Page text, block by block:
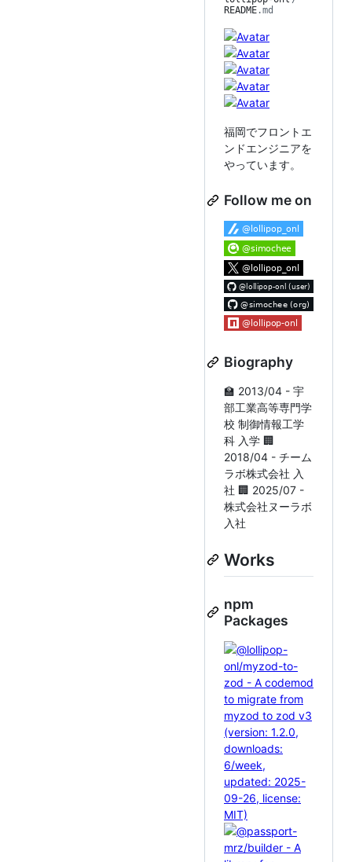
README.md
福岡でフロントエ
ンドエンジニアを
やっています。
Follow me on
Biography
🏫 2013/04 - 宇
部工業高等専門学
校 制御情報工学
科 入学 🏢
2018/04 - チーム
ラボ株式会社 入
社 🏢 2025/07 -
株式会社ヌーラボ
入社
Works
npm
Packages